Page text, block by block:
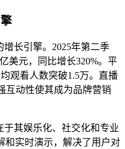
长引擎。2025年第二季
美元，同比增长320%。平
观看人数突破1.5万。直播
互动性使其成为品牌营销
于其娱乐化、社交化和专业
和实时演示，解决了用户对